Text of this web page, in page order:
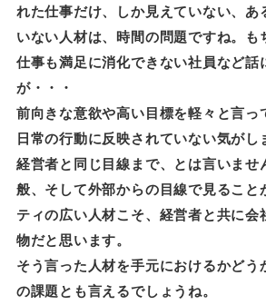
れた仕事だけ、しか見えていない、あ
いない人材は、時間の問題ですね。も
仕事も満足に消化できない社員など話
が・・・
前向きな意欲や高い目標を軽々と言っ
日常の行動に反映されていない気がし
経営者と同じ目線まで、とは言いませ
般、そして外部からの目線で見ること
ティの広い人材こそ、経営者と共に会
物だと思います。
そう言った人材を手元におけるかどう
の課題とも言えるでしょうね。